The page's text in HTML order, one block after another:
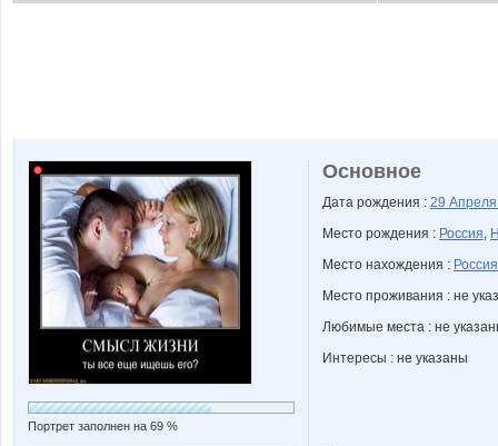
Портрет заполнен на 69 %
Основное
Дата рождения : 29
Место рождения : Россия,
Место нахождения : Россия
Место проживания : не
Любимые места : не
Интересы : не указаны